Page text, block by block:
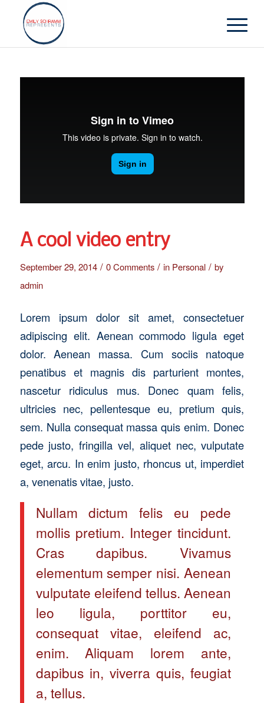
A cool video entry
September 29, 2014 / 0 Comments / in Personal / by
admin
Lorem ipsum dolor sit amet, consectetuer
adipiscing elit. Aenean commodo ligula eget
dolor. Aenean massa. Cum sociis natoque
penatibus et magnis dis parturient montes,
nascetur ridiculus mus. Donec quam felis,
ultricies nec, pellentesque eu, pretium quis,
sem. Nulla consequat massa quis enim. Donec
pede justo, fringilla vel, aliquet nec, vulputate
eget, arcu. In enim justo, rhoncus ut, imperdiet
a, venenatis vitae, justo.
Nullam dictum felis eu pede
mollis pretium. Integer tincidunt.
Cras dapibus. Vivamus
elementum semper nisi. Aenean
vulputate eleifend tellus. Aenean
leo ligula, porttitor eu,
consequat vitae, eleifend ac,
enim. Aliquam lorem ante,
dapibus in, viverra quis, feugiat
a, tellus.